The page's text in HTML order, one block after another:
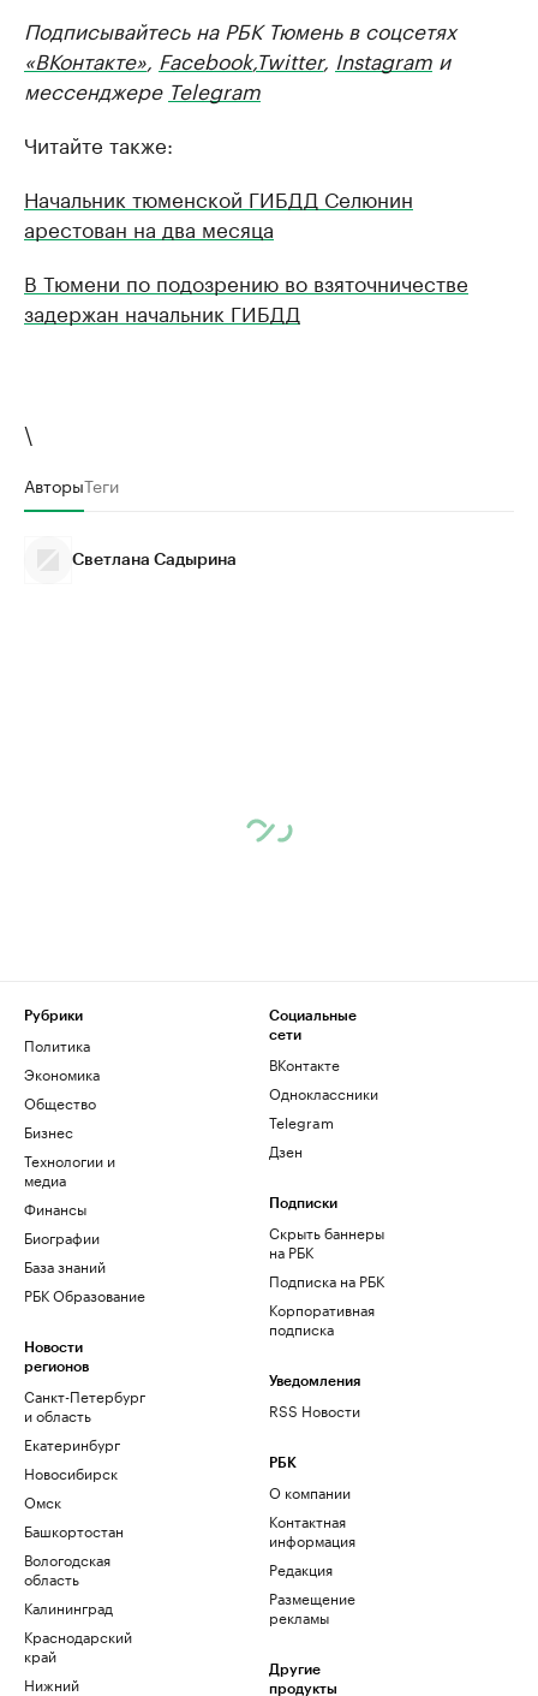
Подписывайтесь на РБК Тюмень в соцсетях
«ВКонтакте» Facebook,Twitter, Instagram и
мессенджере Telegram
Читайте также:
Начальник тюменской ГИБДД Селюнин
арестован на два месяца
В Тюмени по подозрению во взяточничестве
задержан начальник ГИБДД
\
АвторыТеги
Светлана Садырина
Рубрики
Политика
Экономика
Общество
Бизнес
Технологии и
медиа
Финансы
Биографии
База знаний
РБК Образование
Новости
регионов
Санкт-Петербург
и область
Екатеринбург
Новосибирск
Омск
Башкортостан
Вологодская
область
Калининград
Краснодарский
край
Нижний
Социальные
сети
ВКонтакте
Одноклассники
Telegram
Дзен
Подписки
Скрыть баннеры
на РБК
Подписка на РБК
Корпоративная
подписка
Уведомления
RSS Новости
РБК
О компании
Контактная
информация
Редакция
Размещение
рекламы
Другие
продукты